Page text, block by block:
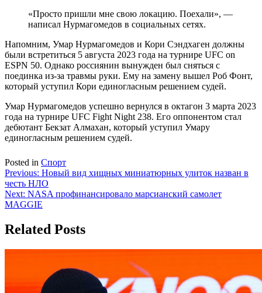
«Просто пришли мне свою локацию. Поехали», —
написал Нурмагомедов в социальных сетях.
Напомним, Умар Нурмагомедов и Кори Сэндхаген должны
были встретиться 5 августа 2023 года на турнире UFC on
ESPN 50. Однако россиянин вынужден был сняться с
поединка из-за травмы руки. Ему на замену вышел Роб Фонт,
который уступил Кори единогласным решением судей.
Умар Нурмагомедов успешно вернулся в октагон 3 марта 2023
года на турнире UFC Fight Night 238. Его оппонентом стал
дебютант Бекзат Алмахан, который уступил Умару
единогласным решением судей.
Posted in Спорт
Навигация
по
записям
Previous: Новый вид хищных миниатюрных улиток назван в
честь НЛО
Next: NASA профинансировало марсианский самолет
MAGGIE
Related Posts